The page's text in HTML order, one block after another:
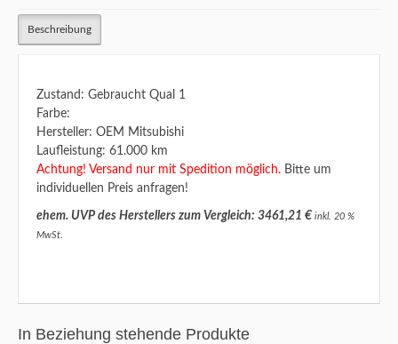
Beschreibung
Zustand: Gebraucht Qual 1
Farbe:
Hersteller: OEM Mitsubishi
Laufleistung: 61.000 km
Achtung! Versand nur mit Spedition möglich. Bitte um
individuellen Preis anfragen!
ehem. UVP des Herstellers zum Vergleich: 3461,21 € inkl. 20 %
MwSt.
In Beziehung stehende Produkte